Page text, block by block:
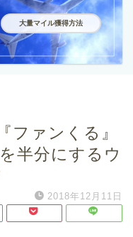
大量マイル獲得方法
ファンくる』
半分にするウ
2018年12月11日